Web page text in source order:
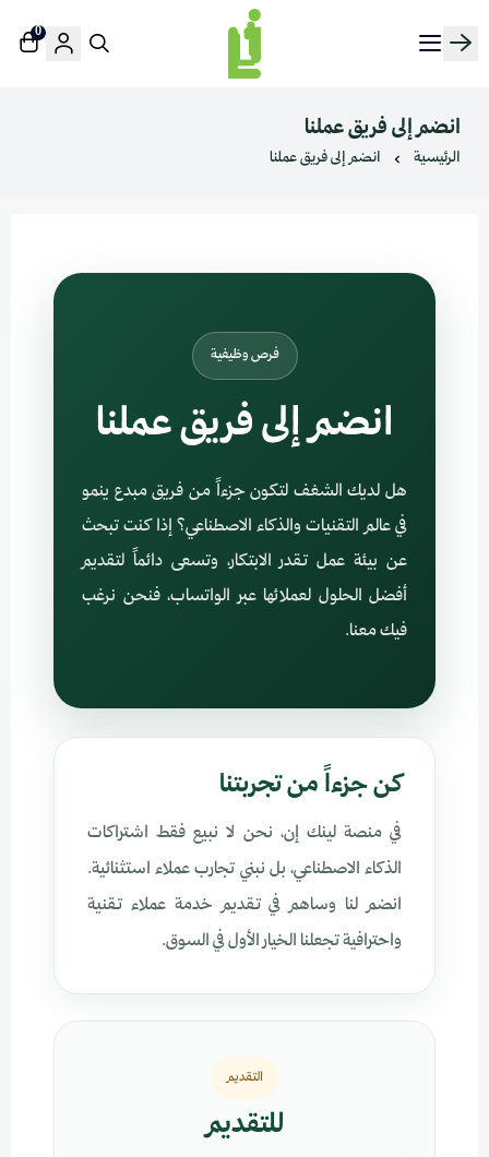
منصة لينك إن | Linkin.sa
0
انضم إلى فريق عملنا
الرئيسية انضم إلى فريق عملنا
فرص وظيفية
انضم إلى فريق عملنا
هل لديك الشغف لتكون جزءاً من فريق مبدع ينمو
في عالم التقنيات والذكاء الاصطناعي؟ إذا كنت تبحث
عن بيئة عمل تقدر الابتكار، وتسعى دائماً لتقديم
أفضل الحلول لعملائها عبر الواتساب، فنحن نرغب
فيك معنا.
كن جزءاً من تجربتنا
في منصة لينك إن، نحن لا نبيع فقط اشتراكات
الذكاء الاصطناعي، بل نبني تجارب عملاء استثنائية.
انضم لنا وساهم في تقديم خدمة عملاء تقنية
واحترافية تجعلنا الخيار الأول في السوق.
التقديم
للتقديم